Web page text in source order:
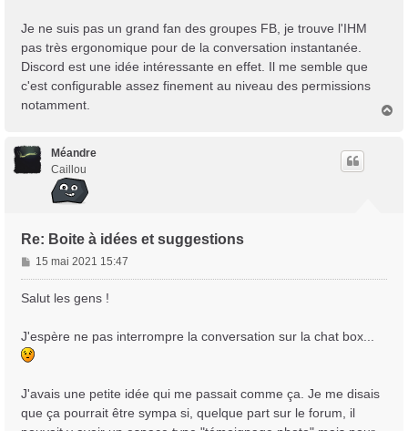
Je ne suis pas un grand fan des groupes FB, je trouve l'IHM
pas très ergonomique pour de la conversation instantanée.
Discord est une idée intéressante en effet. Il me semble que
c'est configurable assez finement au niveau des permissions
notamment.
Méandre
Caillou
Re: Boite à idées et suggestions
M
e
g
e
15 mai 2021 15:47
Salut les gens !
J'espère ne pas interrompre la conversation sur la chat box...
J'avais une petite idée qui me passait comme ça. Je me disais
que ça pourrait être sympa si, quelque part sur le forum, il